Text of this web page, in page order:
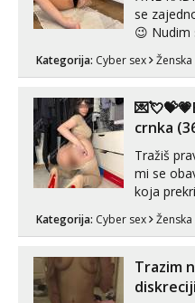
se
😉 Nudim
poruku na
Kategorija: Cyber sex
crnka
Tražiš
mi se
koja
vidio,
bolje da
vjeruj mi,
spremna
Kategorija: Cyber sex
Trazim
diskreciji